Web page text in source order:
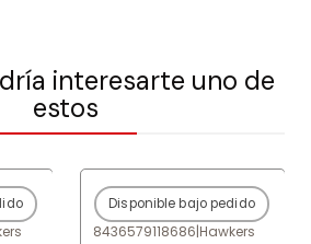
interesarte uno de
estos
-80%OFF
Agotado
Disponible bajo pedido
8436579118686|Hawkers